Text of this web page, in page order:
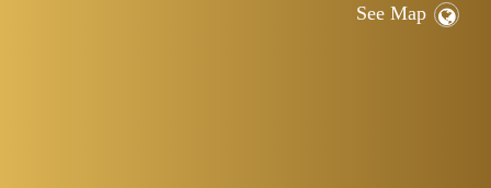
See Map